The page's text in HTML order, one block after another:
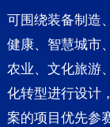
可围绕装备制造
健康、智慧城市
农业、文化旅游
化转型进行设计
案的项目优先参